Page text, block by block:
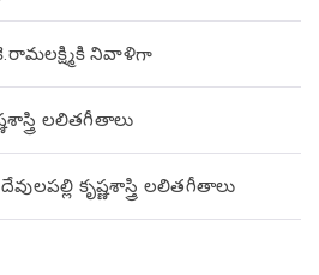
నివాళిగా
లలితగీతాలు
దేవులపల్లి కృష్ణశాస్త్రి లలితగీతాలు